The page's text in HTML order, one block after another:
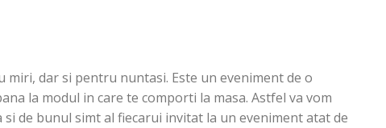
dar si pentru nuntasi. Este un eveniment de o
la modul in care te comporti la masa. Astfel va vom
de bunul simt al fiecarui invitat la un eveniment atat de